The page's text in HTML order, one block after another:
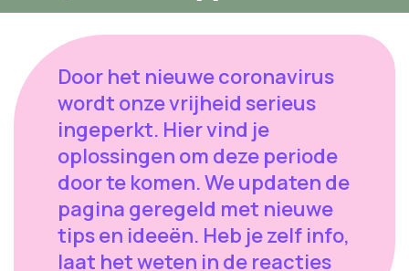
Door het nieuwe coronavirus
wordt onze vrijheid serieus
ingeperkt. Hier vind je
oplossingen om deze periode
door te komen. We updaten de
pagina geregeld met nieuwe
tips en ideeën. Heb je zelf info,
laat het weten in de reacties